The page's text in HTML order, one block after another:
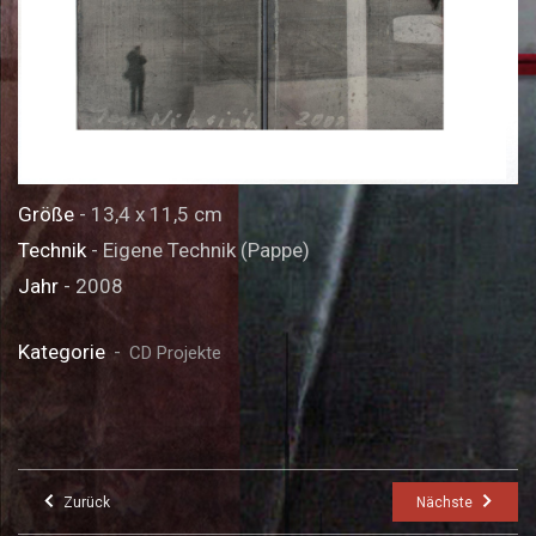
Größe - 13,4 x 11,5 cm
Technik- Eigene Technik (Pappe)
Jahr - 2008
Kategorie CD Projekte
Zurück Nächste